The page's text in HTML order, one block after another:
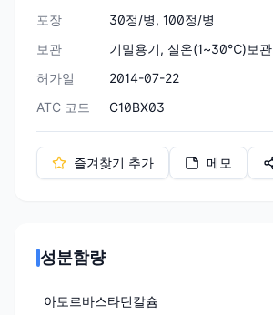
포장
30정/병, 100정/병
보관
기밀용기, 실온(1~30℃)보관
허가일
2014-07-22
ATC 코드
C10BX03
즐겨찾기 추가 메모
성분함량
아토르바스타틴칼슘